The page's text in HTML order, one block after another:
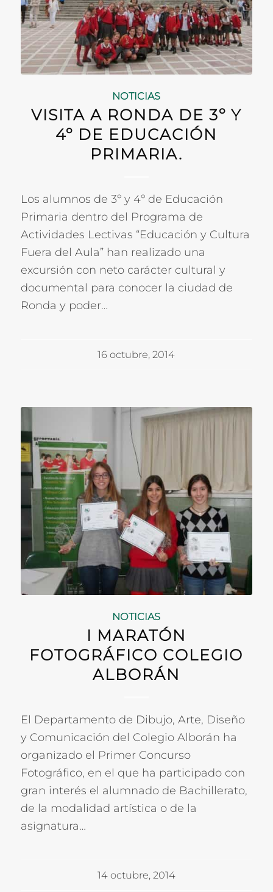
NOTICIAS
VISITA A RONDA DE 3º Y
4º DE EDUCACIÓN
PRIMARIA.
Los alumnos de 3º y 4º de Educación
Primaria dentro del Programa de
Actividades Lectivas “Educación y Cultura
Fuera del Aula” han realizado una
excursión con neto carácter cultural y
documental para conocer la ciudad de
Ronda y poder…
16 octubre, 2014
NOTICIAS
I MARATÓN
FOTOGRÁFICO COLEGIO
ALBORÁN
El Departamento de Dibujo, Arte, Diseño
y Comunicación del Colegio Alborán ha
organizado el Primer Concurso
Fotográfico, en el que ha participado con
gran interés el alumnado de Bachillerato,
de la modalidad artística o de la
asignatura…
14 octubre, 2014